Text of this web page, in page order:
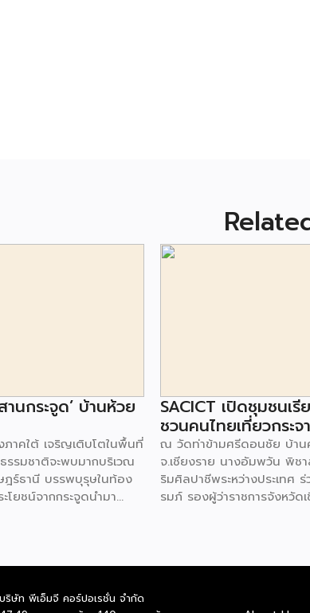
นกระจูด’ บ้านห้วย
ภาคใต้ เจริญเติบโตในพื้นที่
รมชาติจะพบมากบริเวณ
ร์ธานี บรรพบุรุษในท้อง
โยชน์จากกระจูดนำมา
กระจูดบ้านห้วยลึก’ จึงถือ
หลาย ไม่ว่าจะเป็น สมุด
SACICT เปิดชุมชนเ
ชวนคนไทยเที่ยวกระ
ณ วัดท่าข้ามศรีดอนชัย บ้าน
จ.เชียงราย นางอัมพวัน พิช
ริมศิลปาชีพระหว่างประเทศ
รมภ์ รองผู้ว่าราชการจังหวัด
ศิลป์ของแผ่นดิน ครูช่างศิลป
บริษัท พีเอ็มจี คอร์ปอเรชั่น จำกัด